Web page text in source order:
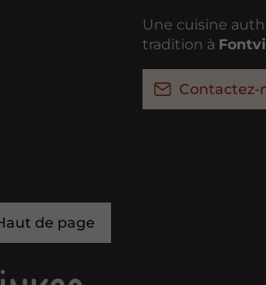
Une cuisine
tradition à
Contactez-
de page